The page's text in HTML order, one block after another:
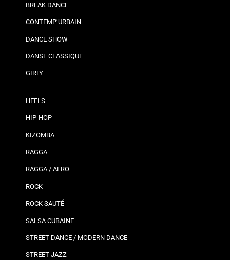
BREAK DANCE
CONTEMP’URBAIN
DANCE SHOW
DANSE CLASSIQUE
GIRLY
HEELS
HIP-HOP
KIZOMBA
RAGGA
RAGGA / AFRO
ROCK
ROCK SAUTÉ
SALSA CUBAINE
STREET DANCE / MODERN DANCE
STREET JAZZ